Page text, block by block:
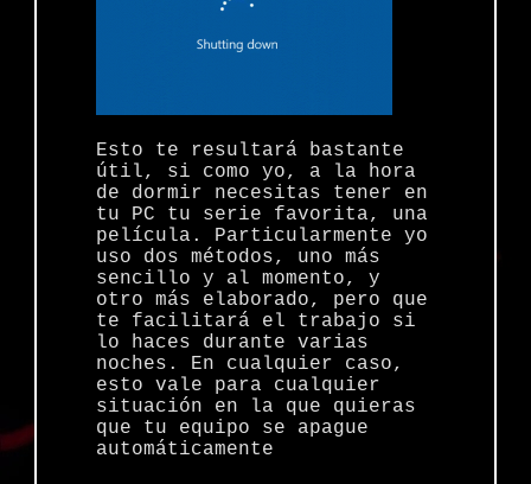
Esto te resultará bastante
útil, si como yo, a la hora
de dormir necesitas tener en
tu PC tu serie favorita, una
película. Particularmente yo
uso dos métodos, uno más
sencillo y al momento, y
otro más elaborado, pero que
te facilitará el trabajo si
lo haces durante varias
noches. En cualquier caso,
esto vale para cualquier
situación en la que quieras
que tu equipo se apague
automáticamente